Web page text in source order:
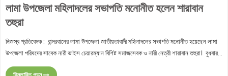
লামা উপজেলা মহিলাদলের সভাপতি মনোনীত হলেন শারাবান
তহুরা
নিজস্ব প্রতিবেদক : বান্দরবানের লামা উপজেলা জাতীয়তাবাদী মহিলাদলের সভাপতি মনোনীত হয়েছেন লামা
উপজেলা পরিষদের সাবেক নারী ভাইস চেয়ারম্যান বিশিষ্ট সমাজসেবক ও নারী নেত্রী শারাবান তহুরা। বুধবার...